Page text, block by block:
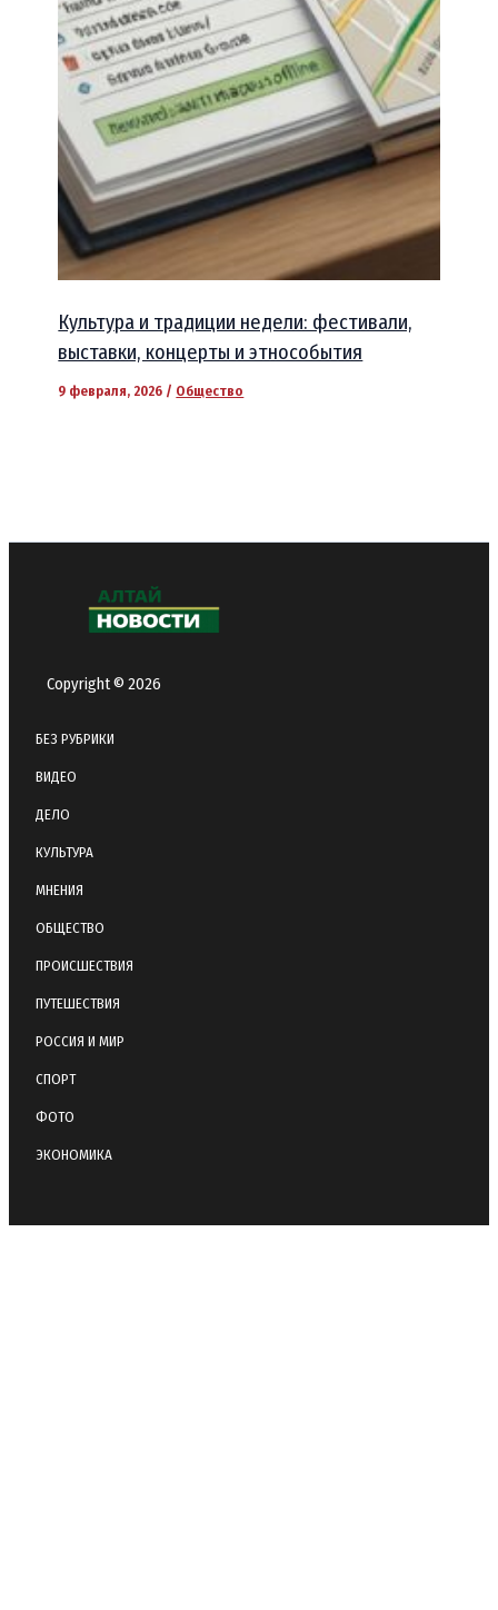
Культура и традиции недели: фестивали,
выставки, концерты и этнособытия
9 февраля, 2026 / Общество
Copyright © 2026
БЕЗ РУБРИКИ
ВИДЕО
ДЕЛО
КУЛЬТУРА
МНЕНИЯ
ОБЩЕСТВО
ПРОИСШЕСТВИЯ
ПУТЕШЕСТВИЯ
РОССИЯ И МИР
СПОРТ
ФОТО
ЭКОНОМИКА